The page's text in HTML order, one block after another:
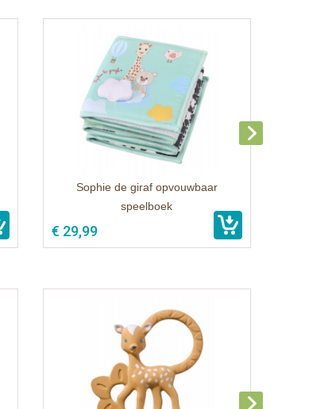
Sophie de giraf opvouwbaar
speelboek
€ 29,99